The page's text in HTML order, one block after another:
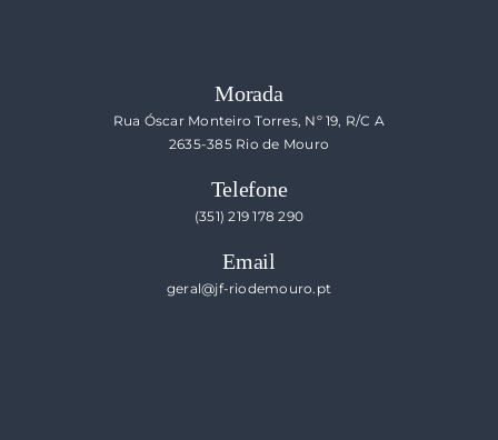
Morada
Rua Óscar Monteiro Torres, Nº 19, R/C A
2635-385 Rio de Mouro
Telefone
(351) 219 178 290
Email
geral@jf-riodemouro.pt